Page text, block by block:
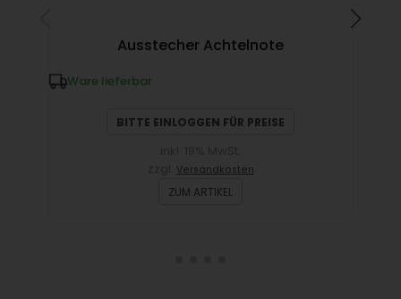
Ausstecher Achtelnote
Ware lieferbar
BITTE EINLOGGEN FÜR PREISE
Versandkosten
ZUM ARTIKEL